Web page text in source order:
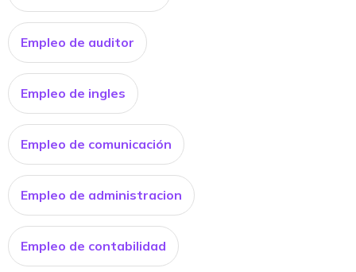
Empleo de auditor
Empleo de ingles
Empleo de comunicación
Empleo de administracion
Empleo de contabilidad